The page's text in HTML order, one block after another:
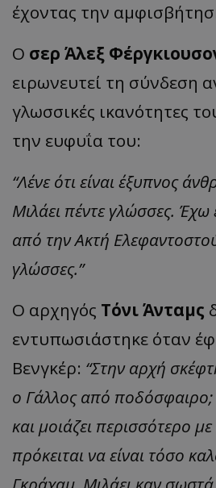
έχοντας την
Ο σερ Άλεξ
ειρωνευτεί τη σύνδεση
γλωσσικές ικανότητες
την ευφυΐα του:
“Λένε ότι είναι έξυπνος
Μιλάει πέντε γλώσσες. Έχω
από την Ακτή
γλώσσες.”
Ο αρχηγός Τόνι Άνταμς
εντυπωσιάστηκε όταν
Βενγκέρ: “Στην αρχή
ο Γάλλος από ποδόσφαιρο;
και μοιάζει περισσότερο
πρόκειται να είναι τόσο